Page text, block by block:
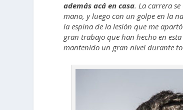
además acá en casa. La carrera
mano, y luego con un golpe en la
la espina de la lesión que me
gran trabajo que han hecho en
mantenido un gran nivel durante